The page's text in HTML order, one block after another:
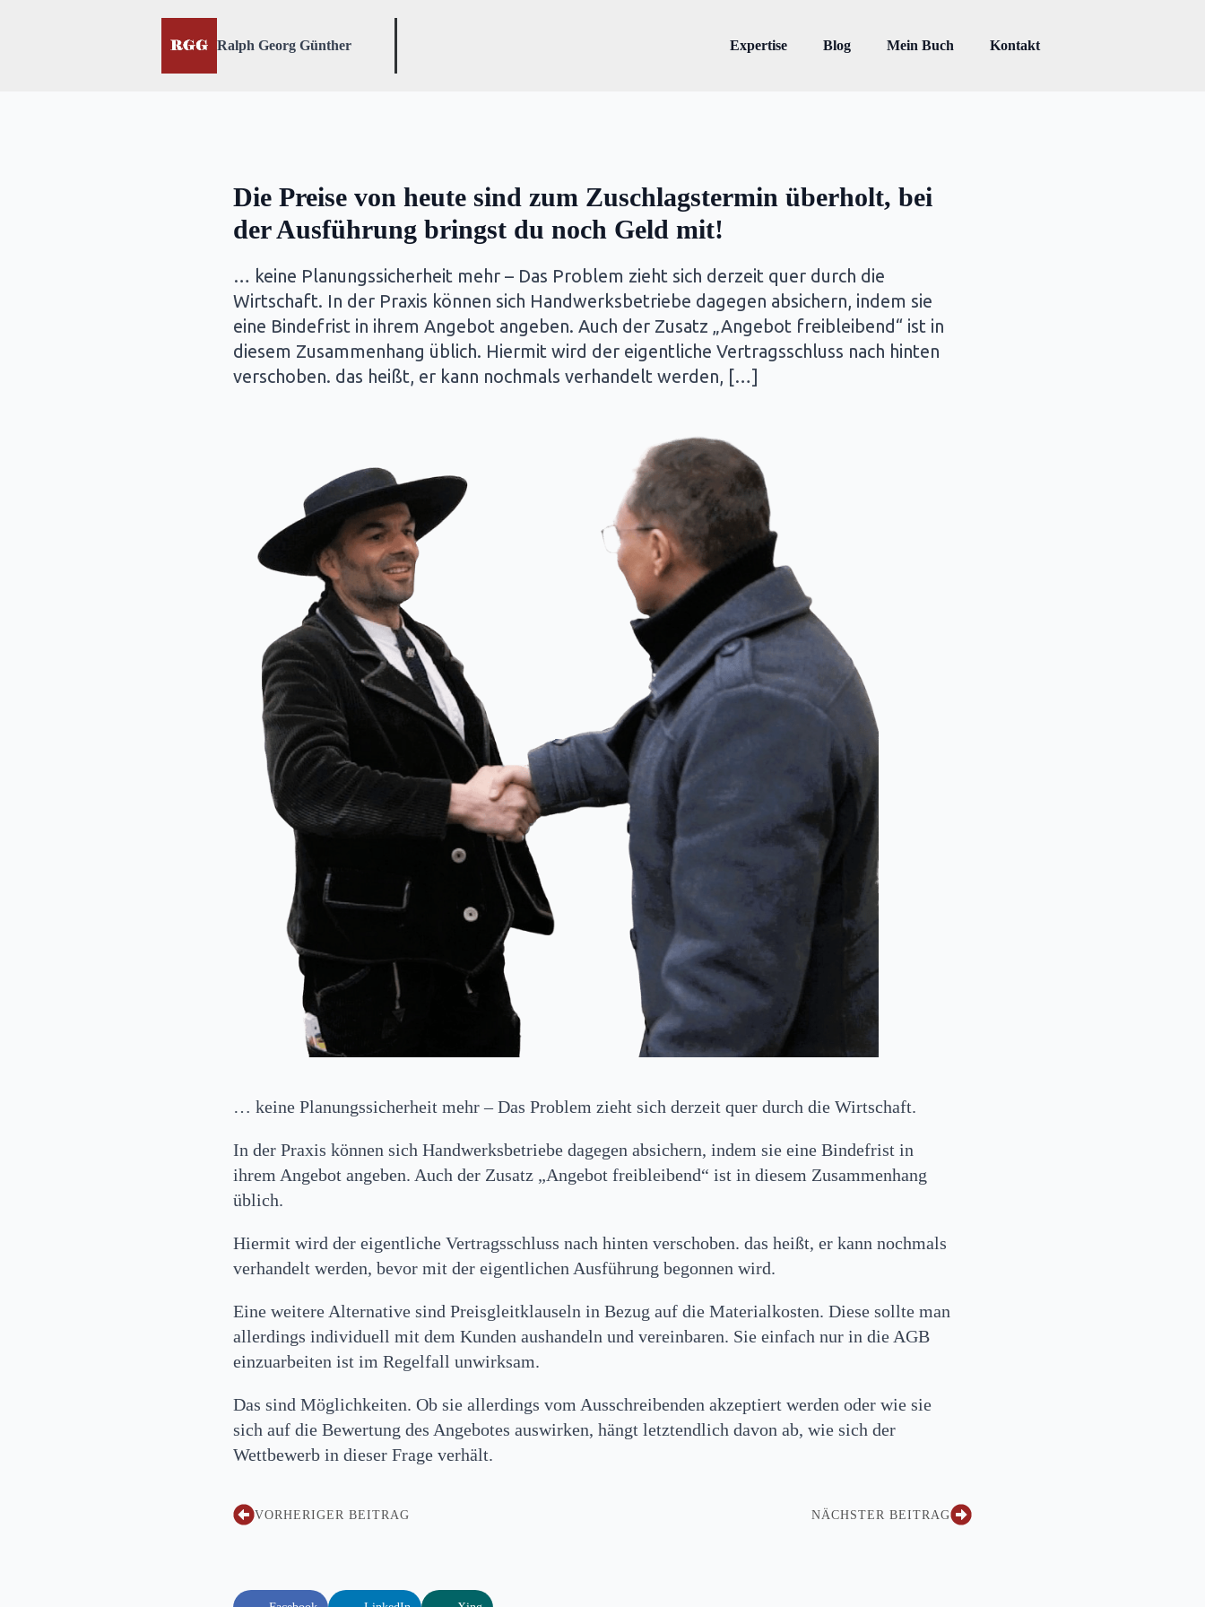
Ralph Georg Günther Expertise Blog Mein Buch Kontakt
Die Preise von heute sind zum Zuschlagstermin überholt, bei
der Ausführung bringst du noch Geld mit!
… keine Planungssicherheit mehr – Das Problem zieht sich derzeit quer durch die
Wirtschaft. In der Praxis können sich Handwerksbetriebe dagegen absichern, indem sie
eine Bindefrist in ihrem Angebot angeben. Auch der Zusatz „Angebot freibleibend“ ist in
diesem Zusammenhang üblich. Hiermit wird der eigentliche Vertragsschluss nach hinten
verschoben. das heißt, er kann nochmals verhandelt werden, […]
… keine Planungssicherheit mehr – Das Problem zieht sich derzeit quer durch die Wirtschaft.
In der Praxis können sich Handwerksbetriebe dagegen absichern, indem sie eine Bindefrist in
ihrem Angebot angeben. Auch der Zusatz „Angebot freibleibend“ ist in diesem Zusammenhang
üblich.
Hiermit wird der eigentliche Vertragsschluss nach hinten verschoben. das heißt, er kann nochmals
verhandelt werden, bevor mit der eigentlichen Ausführung begonnen wird.
Eine weitere Alternative sind Preisgleitklauseln in Bezug auf die Materialkosten. Diese sollte man
allerdings individuell mit dem Kunden aushandeln und vereinbaren. Sie einfach nur in die AGB
einzuarbeiten ist im Regelfall unwirksam.
Das sind Möglichkeiten. Ob sie allerdings vom Ausschreibenden akzeptiert werden oder wie sie
sich auf die Bewertung des Angebotes auswirken, hängt letztendlich davon ab, wie sich der
Wettbewerb in dieser Frage verhält.
VORHERIGER BEITRAG NÄCHSTER BEITRAG